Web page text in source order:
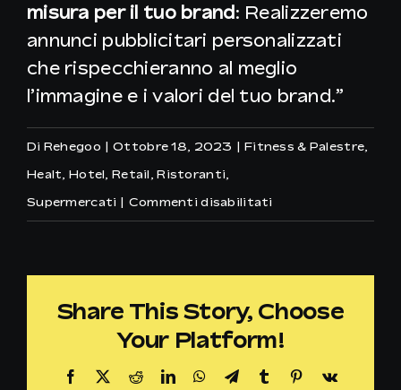
misura per il tuo brand: Realizzeremo
annunci pubblicitari personalizzati
che rispecchieranno al meglio
l’immagine e i valori del tuo brand.”
Di Rehegoo | Ottobre 18, 2023 | Fitness & Palestre
Healt ,Hotel ,Retail ,Ristoranti
Supermercati | Commenti disabilitati
servizio
Music
for
Share This Story, Choose
Your Platform!
Facebook RedditLinkedInWhatsApp
TelegramTumblr Pinterest
Vk